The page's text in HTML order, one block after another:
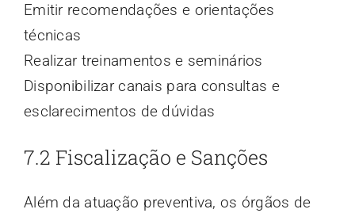
Emitir recomendações e orientações
técnicas
Realizar treinamentos e seminários
Disponibilizar canais para consultas e
esclarecimentos de dúvidas
7.2 Fiscalização e Sanções
Além da atuação preventiva, os órgãos de